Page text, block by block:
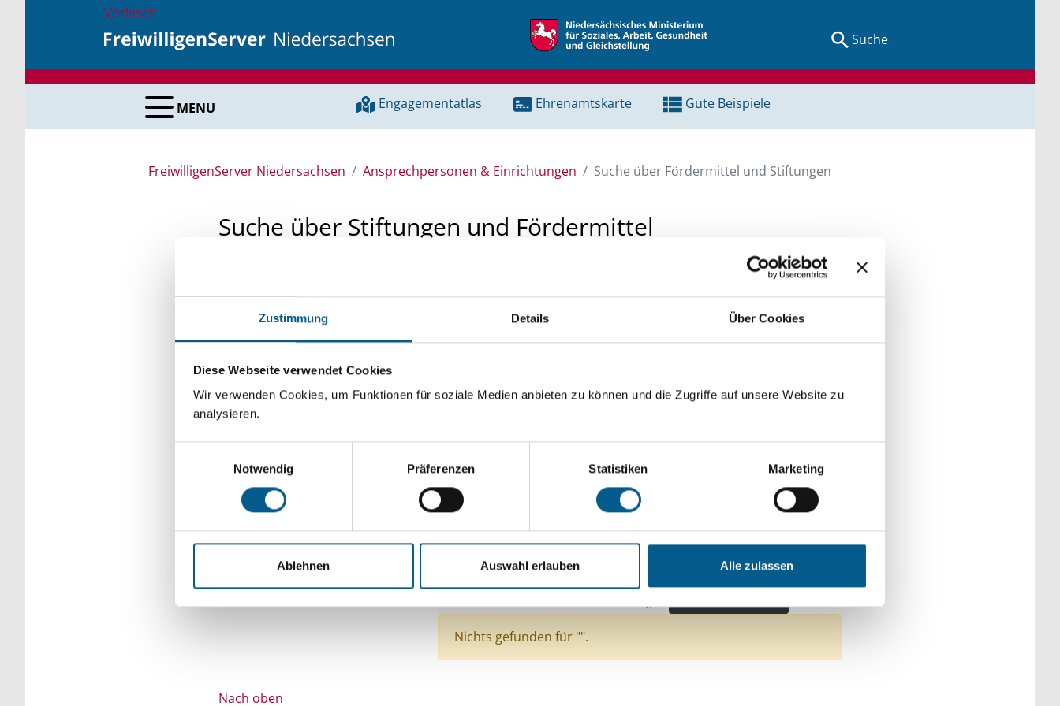
Zustimmung Details Über Cookies
Diese Webseite verwendet Cookies
Wir verwenden Cookies, um Funktionen für soziale Medien anbieten zu können und die Zugriffe auf unsere Website zu
analysieren.
Notwendig
Präferenzen Statistiken Marketing
Ablehnen Auswahl erlauben Alle zulassen
Vorlesen
Suche
MENU Engagementatlas Ehrenamtskarte Gute Beispiele
FreiwilligenServer Niedersachsen Ansprechpersonen & Einrichtungen Suche über Fördermittel und Stiftungen
Suche über Stiftungen und Fördermittel
Sie suchen finanzielle Unterstützung für ein Projekt oder ein Vorhaben? Hier können Sie direkt über
unsere Fördermitteldatenbank und Stiftungsdatenbank recherchieren. Bei der Suche bitte die Groß- und
Kleinschreibung beachten.
Bitte Suchbegriff eingeben. Ergebnisse können durch die Wahl von Bereichen oder Kategorien
verfeinert werden.
Suchen
Aktive Filter:
Themen: Wissenschaft und Forschung
Themen: Natur- & Umweltschutz
Themen: Integration
Nichts gefunden für "".
Nach oben